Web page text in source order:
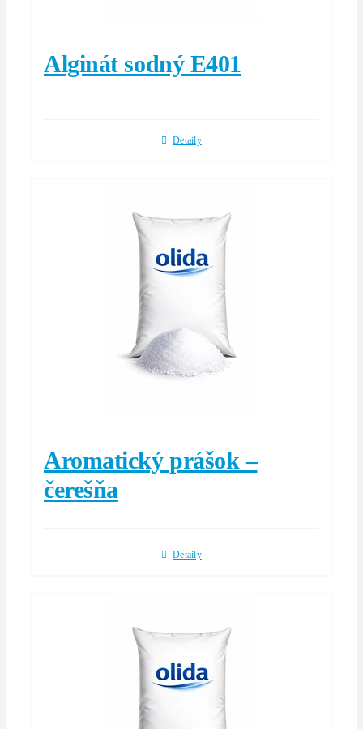
Alginát sodný E401
Detaily
Aromatický prášok –
čerešňa
Detaily